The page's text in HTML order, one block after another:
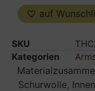
auf
SKU
Kategorien
Schurwolle,